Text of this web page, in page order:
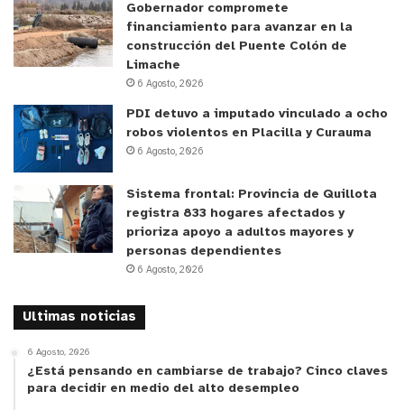
Gobernador compromete
financiamiento para avanzar en la
construcción del Puente Colón de
Limache
6 Agosto, 2026
PDI detuvo a imputado vinculado a ocho
robos violentos en Placilla y Curauma
6 Agosto, 2026
Sistema frontal: Provincia de Quillota
registra 833 hogares afectados y
prioriza apoyo a adultos mayores y
personas dependientes
6 Agosto, 2026
Ultimas noticias
6 Agosto, 2026
¿Está pensando en cambiarse de trabajo? Cinco claves
para decidir en medio del alto desempleo